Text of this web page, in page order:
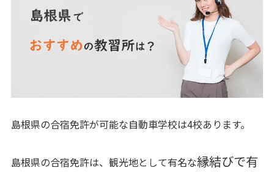
島根県の合宿免許が可能な自動車学校は4校あります。
島根県の合宿免許は、観光地として有名な縁結びで有